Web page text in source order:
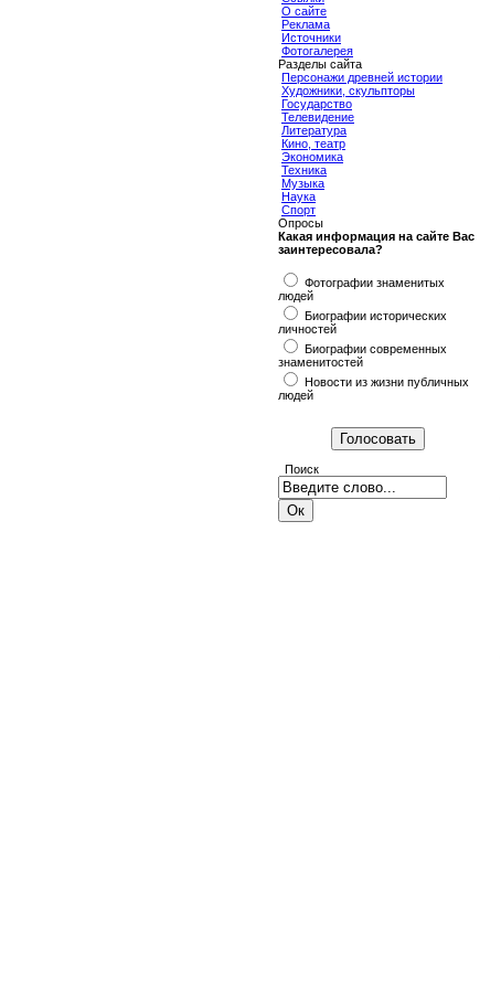
О сайте
Реклама
Источники
Фотогалерея
Разделы сайта
Персонажи древней истории
Художники, скульпторы
Государство
Телевидение
Литература
Кино, театр
Экономика
Техника
Музыка
Наука
Спорт
Опросы
Какая информация на сайте Вас
заинтересовала?
Фотографии знаменитых
людей
Биографии исторических
личностей
Биографии современных
знаменитостей
Новости из жизни публичных
людей
Поиск